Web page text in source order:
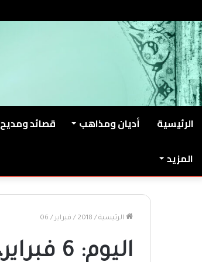
الرئيسية أديان ومذاهب قصائد ومديح
المزيد
الرئيسية /
2018
/ فبراير /
06
اليوم: 6 فبراير، 2018